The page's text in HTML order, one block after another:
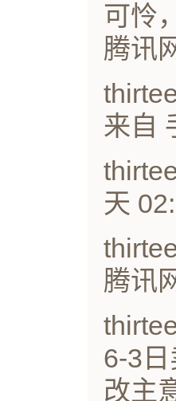
可怜
腾讯
来自
天
腾讯
6-3
改主